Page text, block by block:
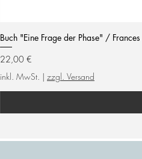
Buch "Eine Frage der Phase" /
Preis
22,00 €
inkl. MwSt. | zzgl. Versand